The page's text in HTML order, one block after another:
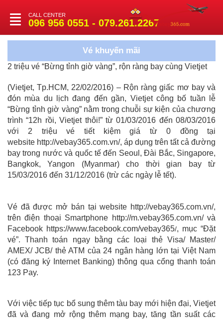
Toggle
navigation
CALL CENTER
096 956 0551 - 079.261.2267
Vé khuyến mãi
2 triệu vé “Bừng tỉnh giờ vàng”, rộn ràng bay cùng Vietjet
(Vietjet, Tp.HCM, 22/02/2016) – Rộn ràng giấc mơ bay và
đón mùa du lịch đang đến gần, Vietjet công bố tuần lễ
“Bừng tỉnh giờ vàng” nằm trong chuỗi sự kiện của chương
trình “12h rồi, Vietjet thôi!” từ 01/03/2016 đến 08/03/2016
với 2 triệu vé tiết kiệm giá từ 0 đồng tại
website http://vebay365.com.vn/, áp dụng trên tất cả đường
bay trong nước và quốc tế đến Seoul, Đài Bắc, Singapore,
Bangkok, Yangon (Myanmar) cho thời gian bay từ
15/03/2016 đến 31/12/2016 (trừ các ngày lễ tết).
Vé đã được mở bán tại website http://vebay365.com.vn/,
trên điện thoại Smartphone http://m.vebay365.com.vn/và
Facebook https://www.facebook.com/vebay365/, mục “Đặt
vé”. Thanh toán ngay bằng các loại thẻ Visa/ Master/
AMEX/ JCB/ thẻ ATM của 24 ngân hàng lớn tại Việt Nam
(có đăng ký Internet Banking) thông qua cổng thanh toán
123 Pay.
Với việc tiếp tục bổ sung thêm tàu bay mới hiện đại, Vietjet
đã và đang mở rộng thêm mạng bay, tăng tần suất các